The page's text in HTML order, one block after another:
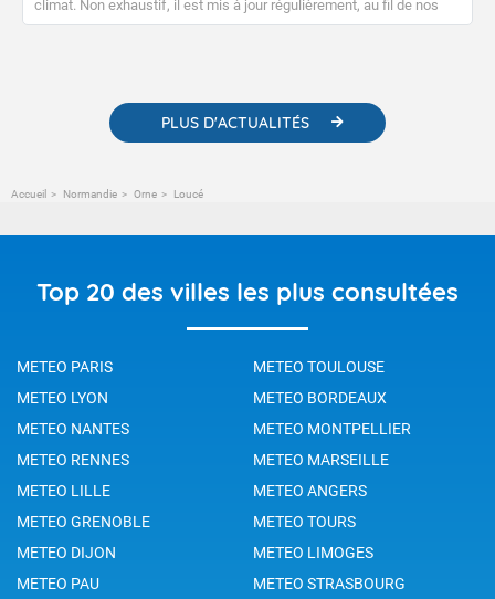
climat. Non exhaustif, il est mis à jour régulièrement, au fil de nos
publications. Vous y trouverez également des liens utiles vers nos
PLUS D'ACTUALITÉS
Accueil Normandie Orne Loucé
Top 20 des villes les plus consultées
METEO PARIS
METEO TOULOUSE
METEO LYON
METEO BORDEAUX
METEO NANTES
METEO MONTPELLIER
METEO RENNES
METEO MARSEILLE
METEO LILLE
METEO ANGERS
METEO GRENOBLE
METEO TOURS
METEO DIJON
METEO LIMOGES
METEO PAU
METEO STRASBOURG